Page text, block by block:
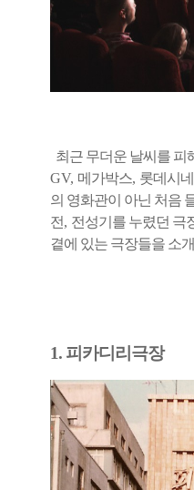
최근 무더운 날씨를 피
GV, 메가박스, 롯데시
의 영화관이 아닌 처음
전, 전성기를 누렸던 극
곁에 있는 극장들을 소
1. 피카디리극장